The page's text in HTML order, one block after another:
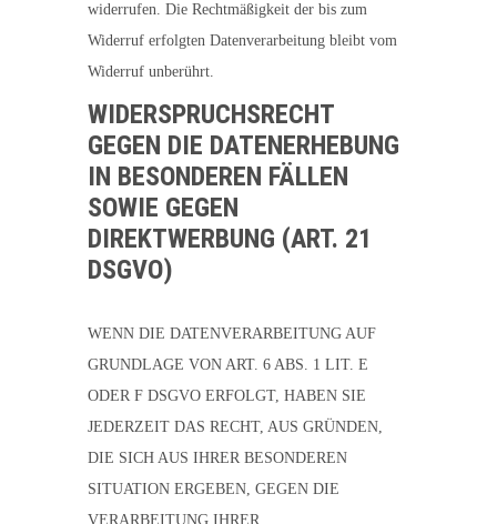
widerrufen. Die Rechtmäßigkeit der bis zum
Widerruf erfolgten Datenverarbeitung bleibt vom
Widerruf unberührt.
WIDERSPRUCHSRECHT
GEGEN DIE DATENERHEBUNG
IN BESONDEREN FÄLLEN
SOWIE GEGEN
DIREKTWERBUNG (ART. 21
DSGVO)
WENN DIE DATENVERARBEITUNG AUF
GRUNDLAGE VON ART. 6 ABS. 1 LIT. E
ODER F DSGVO ERFOLGT, HABEN SIE
JEDERZEIT DAS RECHT, AUS GRÜNDEN,
DIE SICH AUS IHRER BESONDEREN
SITUATION ERGEBEN, GEGEN DIE
VERARBEITUNG IHRER